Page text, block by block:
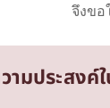
จึงขอ
ามประสงค์